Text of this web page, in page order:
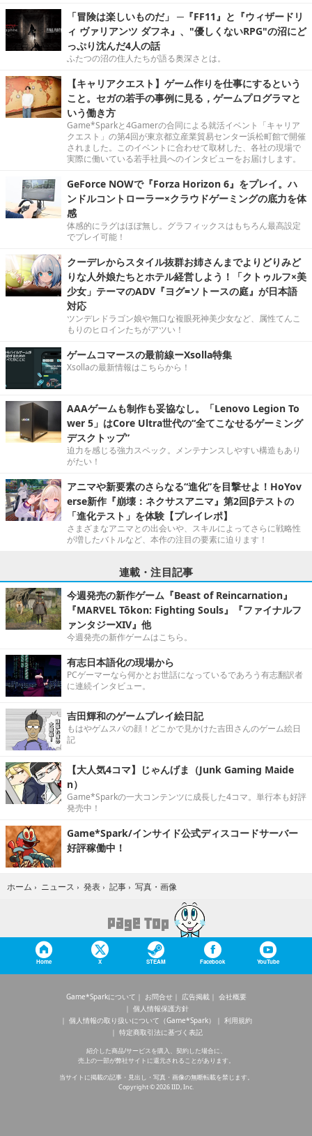
「冒険は楽しいものだ」 ─『FF11』と『ウィザードリ
ィ ヴァリアンツ ダフネ』、"優しくないRPG"の沼にど
っぷり沈んだ4人の話
ふたつの沼の住人たちが語る奥深さとは。
【キャリアクエスト】ゲーム作りを仕事にするという
こと。セガの若手の事例に見る，ゲームプログラマと
いう働き方
Game*Sparkと4Gamerの合同による就活イベント「キャリア
クエスト」の第4回が東京都立産業貿易センター浜松町館で開催
されました。このイベントに合わせて取材した、各社の現場で
実際に働いている若手社員へのインタビューをお届けします。
GeForce NOWで『Forza Horizon 6』をプレイ。ハ
ンドルコントローラー×クラウドゲーミングの底力を体
感
体感的にラグはほぼ無し。グラフィックスはもちろん最高設定
でプレイ可能！
クーデレからスタイル抜群お姉さんまでよりどりみど
りな人外娘たちとホテル経営しよう！「クトゥルフ×美
少女」テーマのADV『ヨグ=ソトースの庭』が日本語
対応
ツンデレドラゴン娘や無口な複眼死神美少女など、属性てんこ
もりのヒロインたちがアツい！
ゲームコマースの最前線ーXsolla特集
Xsollaの最新情報はこちらから！
AAAゲームも制作も妥協なし。「Lenovo Legion To
wer 5」はCore Ultra世代の“全てこなせるゲーミング
デスクトップ”
迫力を感じる強力スペック。メンテナンスしやすい構造もあり
がたい！
アニマや新要素のさらなる“進化”を目撃せよ！HoYov
erse新作『崩壊：ネクサスアニマ』第2回βテストの
「進化テスト」を体験【プレイレポ】
さまざまなアニマとの出会いや、スキルによってさらに戦略性
が増したバトルなど、本作の注目の要素に迫ります！
連載・注目記事
今週発売の新作ゲーム『Beast of Reincarnation』
『MARVEL Tōkon: Fighting Souls』『ファイナルフ
ァンタジーXIV』他
今週発売の新作ゲームはこちら。
有志日本語化の現場から
PCゲーマーなら何かとお世話になっているであろう有志翻訳者
に連続インタビュー。
吉田輝和のゲームプレイ絵日記
もはやゲムスパの顔！どこかで見かけた吉田さんのゲーム絵日
記
【大人気4コマ】じゃんげま（Junk Gaming Maide
n）
Game*Sparkの一大コンテンツに成長した4コマ。単行本も好評
発売中！
Game*Spark/インサイド公式ディスコードサーバー
好評稼働中！
ホーム › ニュース › 発表 › 記事 › 写真・画像
Home X STEAM Facebook YouTube
Game*Sparkについて お問合せ 広告掲載
会社概要
個人情報保護方針
個人情報の取り扱いについて（Game*Spark）
利用規約
特定商取引法に基づく表記
紹介した商品/サービスを購入、契約した場合に、
売上の一部が弊社サイトに還元されることがあります。
当サイトに掲載の記事・見出し・写真・画像の無断転載を禁じます。
Copyright © 2026 IID, Inc.